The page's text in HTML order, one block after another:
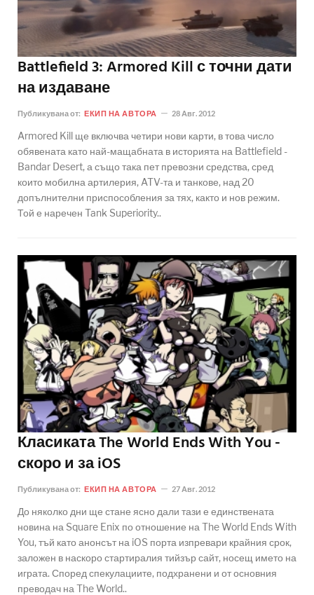
Battlefield 3: Armored Kill с точни дати
на издаване
Публикувана от: ЕКИП НА АВТОРА 28 Авг. 2012
Armored Kill ще включва четири нови карти, в това число
обявената като най-мащабната в историята на Battlefield -
Bandar Desert, а също така пет превозни средства, сред
които мобилна артилерия, ATV-та и танкове, над 20
допълнителни приспособления за тях, както и нов режим.
Той е наречен Tank Superiority..
Класиката The World Ends With You -
скоро и за iOS
Публикувана от: ЕКИП НА АВТОРА 27 Авг. 2012
До няколко дни ще стане ясно дали тази е единствената
новина на Square Enix по отношение на The World Ends With
You, тъй като анонсът на iOS порта изпревари крайния срок,
заложен в наскоро стартиралия тийзър сайт, носещ името на
играта. Според спекулациите, подхранени и от основния
преводач на The World..